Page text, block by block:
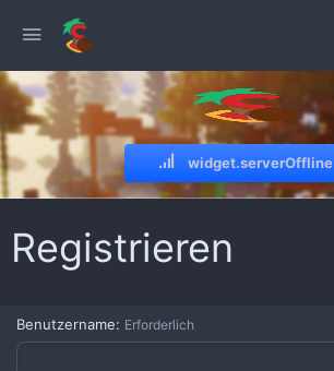
widget.serverOffline
Registrieren
Benutzername Erforderlich